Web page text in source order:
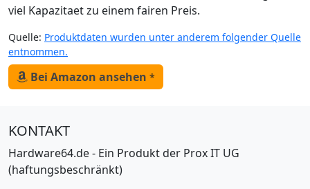
viel Kapazitaet zu einem fairen Preis.
Quelle: Produktdaten wurden unter anderem folgender Quelle
entnommen.
Bei Amazon ansehen *
KONTAKT
Hardware64.de - Ein Produkt der Prox IT UG
(haftungsbeschränkt)